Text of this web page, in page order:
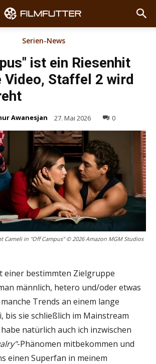
Serien-News
ist ein Riesenhit
Video, Staffel 2 wird
Awanesjan 27. Mai 2026 0
Cameli in "Off Campus" © 2026 Amazon MGM Studios
einer bestimmten Zielgruppe
männlich, hetero und/oder etwas
Trends an einem lange
bis sie schließlich im Mainstream
natürlich auch ich inzwischen
-Phänomen mitbekommen und
einen Superfan in meinem